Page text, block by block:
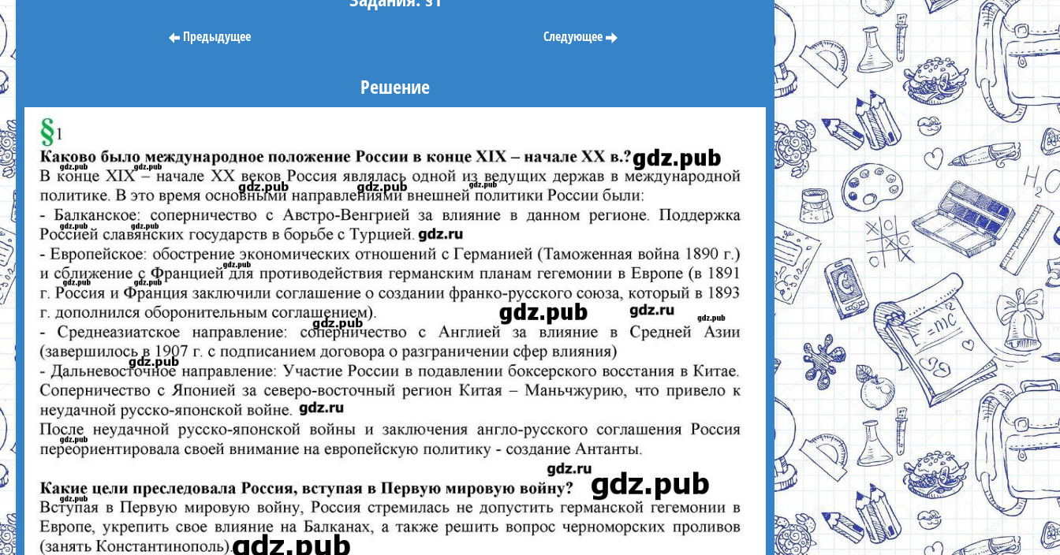
Предыдущее Следующее
Решение